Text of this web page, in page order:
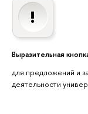
Выразительная
для предложений и
деятельности